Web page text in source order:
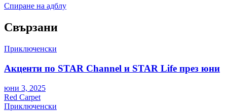
Спиране на адблу
Свързани
Приключенски
Акценти по STAR Channel и STAR Life през юни
юни 3, 2025
Red Carpet
Приключенски